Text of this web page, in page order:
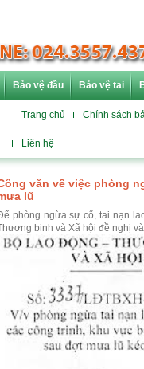
Bảo vệ đầu Bảo vệ tai
Trang chủ Chính sách
Liên hệ
văn về việc phòng
lũ
phòng ngừa sự cố, tai nạn
binh và Xã hội đề nghị